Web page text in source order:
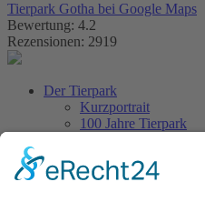
Tierpark Gotha bei Google Maps
Bewertung: 4.2
Rezensionen: 2919
Der Tierpark
Kurzportrait
100 Jahre Tierpark
Artenschutz